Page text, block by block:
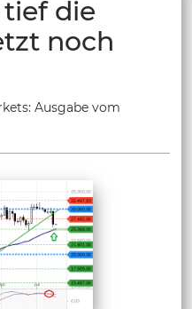
die
noch
Ausgabe vom